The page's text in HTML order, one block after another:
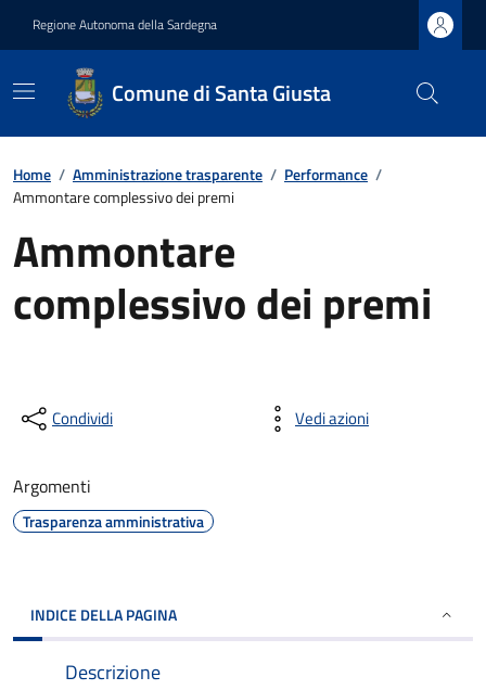
Regione Autonoma della Sardegna
Comune di Santa Giusta
Home / Amministrazione trasparente / Performance /
Ammontare complessivo dei premi
Ammontare
complessivo dei premi
Condividi Vedi azioni
Argomenti
Trasparenza amministrativa
INDICE DELLA PAGINA
Descrizione